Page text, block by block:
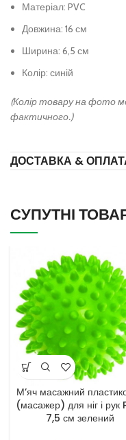
Матеріал: PVC
Довжина: 16 см
Ширина: 6,5 см
Колір: синій
(Колір товару на фото
фактичного.)
ДОСТАВКА &
СУПУТНІ
М’яч масажний
(масажер) для ніг і рук
7,5 см зелений